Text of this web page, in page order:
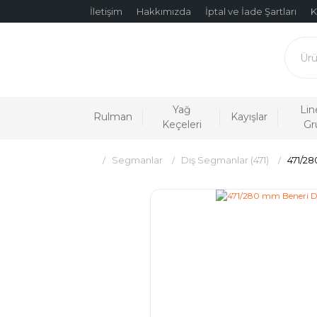
İletişim Hakkımızda İptal ve İade Şartları
Rulman
Yağ
Keçeleri
Kayışlar
Segmanlar Dış Segmanlar (471) 471/